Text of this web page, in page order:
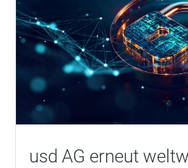
usd AG erneut